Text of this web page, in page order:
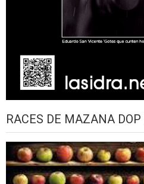
RACES DE MAZANA